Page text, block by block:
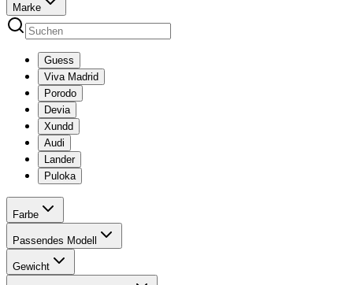
Marke
Guess
Viva Madrid
Porodo
Devia
Xundd
Audi
Lander
Puloka
Farbe
Passendes Modell
Gewicht